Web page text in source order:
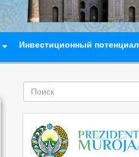
Инвестиционный потенциал